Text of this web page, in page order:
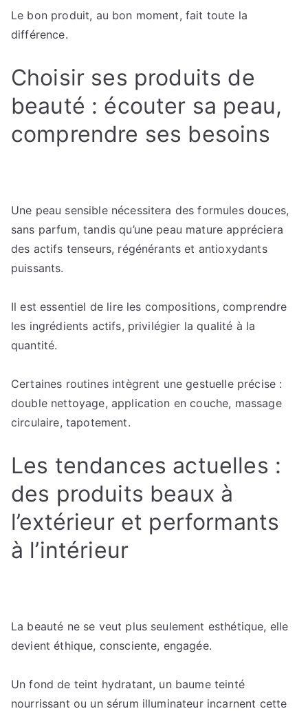
Le bon produit, au bon moment, fait toute la
différence.
Choisir ses produits de
beauté : écouter sa peau,
comprendre ses besoins
Une peau sensible nécessitera des formules douces,
sans parfum, tandis qu’une peau mature appréciera
des actifs tenseurs, régénérants et antioxydants
puissants.
Il est essentiel de lire les compositions, comprendre
les ingrédients actifs, privilégier la qualité à la
quantité.
Certaines routines intègrent une gestuelle précise :
double nettoyage, application en couche, massage
circulaire, tapotement.
Les tendances actuelles :
des produits beaux à
l’extérieur et performants
à l’intérieur
La beauté ne se veut plus seulement esthétique, elle
devient éthique, consciente, engagée.
Un fond de teint hydratant, un baume teinté
nourrissant ou un sérum illuminateur incarnent cette